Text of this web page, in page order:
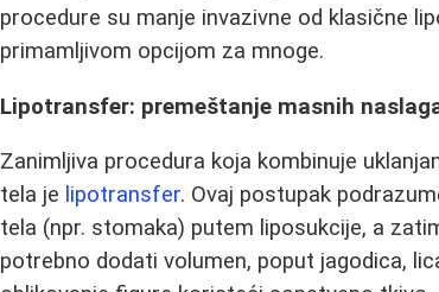
procedure su manje invazivne od klasične
primamljivom opcijom za mnoge.
Lipotransfer: premeštanje masnih
Zanimljiva procedura koja kombinuje
tela je lipotransfer. Ovaj postupak
tela (npr. stomaka) putem liposukcije, a
potrebno dodati volumen, poput jagodica,